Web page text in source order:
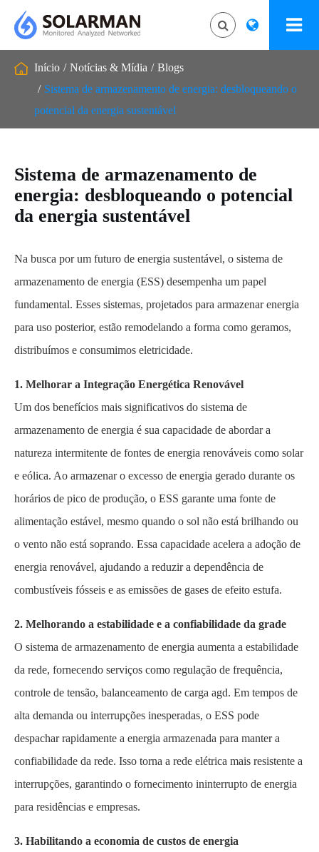
Início Notícias & Mídia
Blogs
Sistema de armazenamento de energia: desbloqueando o
potencial da energia sustentável
Sistema de armazenamento de
energia: desbloqueando o potencial
da energia sustentável
Na busca por um futuro de energia sustentável, o sistema de
armazenamento de energia (ESS) desempenha um papel
fundamental. Esses sistemas, projetados para armazenar energia
para uso posterior, estão remodelando a forma como geramos,
distribuímos e consumimos eletricidade.
1. Melhorar a Integração Energética Renovável
Um dos benefícios mais significativos do sistema de
armazenamento de energia é sua capacidade de abordar a
natureza intermitente de fontes de energia renováveis como solar
e eólica. Ao armazenar o excesso de energia gerado durante os
horários de pico de produção, o ESS garante uma fonte de
alimentação estável, mesmo quando o sol não está brilhando ou
o vento não está soprando. Essa capacidade acelera a adoção de
energia renovável, ajudando a reduzir a dependência de
combustíveis fósseis e as emissões de gases de efeito estufa.
2. Melhorando a estabilidade e a confiabilidade da grade
O sistema de armazenamento de energia aumenta a estabilidade
da rede, fornecendo serviços como regulação de frequência,
controle de tensão, balanceamento de carga agd. Em tempos de
alta demanda ou interrupções inesperadas, o ESS pode
despachar rapidamente a energia armazenada para manter a
confiabilidade da rede. Isso torna a rede elétrica mais resistente a
interrupções, garantindo o fornecimento ininterrupto de energia
para residências e empresas.
3. Habilitando a economia de custos de energia